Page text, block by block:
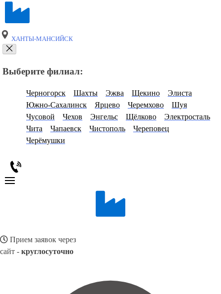
ХАНТЫ-МАНСИЙСК
Выберите филиал:
Черногорск Шахты Эжва Щекино
Элиста
Южно-Сахалинск
Ярцево Черемхово
Шуя
Чусовой
Чехов Энгельс Щёлково
Электросталь
Чита
Чапаевск Чистополь
Череповец
Черёмушки
Прием заявок через
сайт - круглосуточно